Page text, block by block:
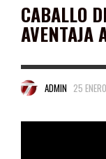
CABALLO
AVENTAJA
ADMIN 25